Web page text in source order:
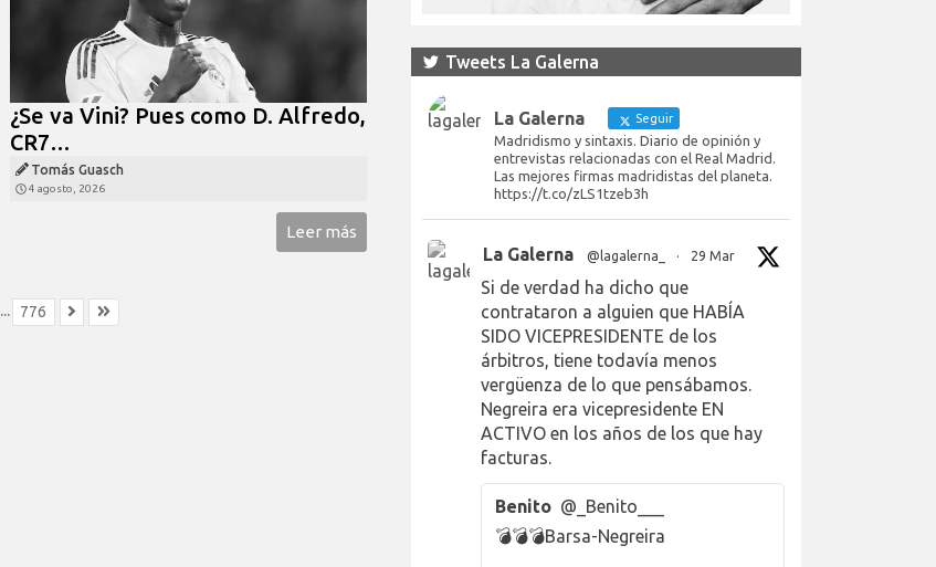
¿Se va Vini? Pues como D. Alfredo,
CR7…
Tomás Guasch
4 agosto, 2026
Leer más
... 776
Tweets La Galerna
La Galerna Seguir
Madridismo y sintaxis. Diario de opinión y
entrevistas relacionadas con el Real Madrid.
Las mejores firmas madridistas del planeta.
https://t.co/zLS1tzeb3h
La Galerna @lagalerna_ · 29 Mar
Si de verdad ha dicho que
contrataron a alguien que HABÍA
SIDO VICEPRESIDENTE de los
árbitros, tiene todavía menos
vergüenza de lo que pensábamos.
Negreira era vicepresidente EN
ACTIVO en los años de los que hay
facturas.
Benito @_Benito___
💣💣💣Barsa-Negreira